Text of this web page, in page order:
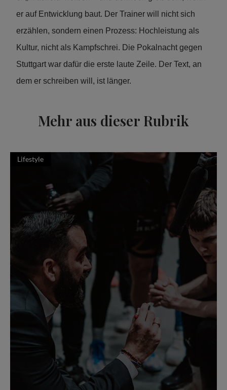
er auf Entwicklung baut. Der Trainer will nicht sich
erzählen, sondern einen Prozess: Hochleistung als
Kultur, nicht als Kampfschrei. Die Pokalnacht gegen
Stuttgart war dafür die erste laute Zeile. Der Text, an
dem er schreiben will, ist länger.
Mehr aus dieser Rubrik
Lifestyle